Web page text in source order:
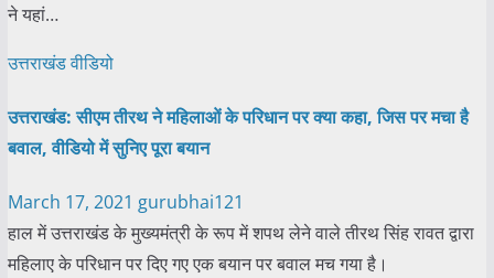
ने यहां…
उत्तराखंडवीडियो
उत्तराखंड: सीएम तीरथ ने महिलाओं के परिधान पर क्या कहा, जिस पर मचा है
बवाल, वीडियो में सुनिए पूरा बयान
March 17, 2021 gurubhai121
हाल में उत्तराखंड के मुख्यमंत्री के रूप में शपथ लेने वाले तीरथ सिंह रावत द्वारा
महिलाए के परिधान पर दिए गए एक बयान पर बवाल मच गया है।